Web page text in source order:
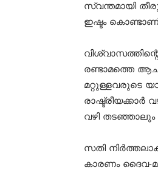
സ്വന്തമായി
ഇഷ്ടം
രണ്ടാമത്തെ
മറ്റുള്ളവരുടെ
വഴി
സതി
കാരണം ദൈവ-